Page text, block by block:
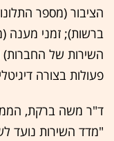
הציבור (מספר
ברשות); זמני מענה
השירות של החברות)
פעולות בצורה
ד"ר משה ברקת,
"מדד השירות נועד